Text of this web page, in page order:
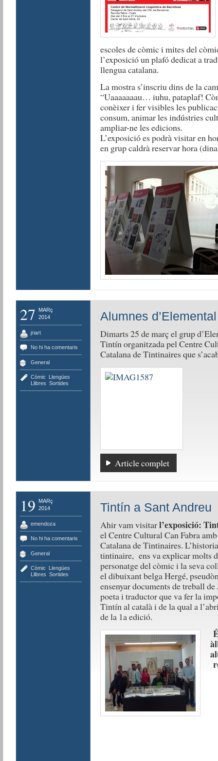
escoles de còmic i mites del
l’exposició un plafó dedicat a
llengua catalana.
La mostra s’inscriu dins de la
“Uaaaaaaau… iuhu, pataplaf!
conèixer i fer visibles les
consum, animar les indústries
ampliar-ne les edicions.
L’exposició es podrà visitar en
en grup caldrà reservar hora
27
MARç
2014
jriart
No hi ha comentaris
General
Còmic Llengües
Llibres Sortides
Alumnes
Dimarts 25 de març el grup
Tintín organitzada pel Centre
Catalana de Tintinaires que
Article complet
19
MARç
2014
emendoza
No hi ha comentaris
General
Còmic Llengües
Llibres Sortides
Tintín a Sant Andreu
Ahir vam visitarl’exposició:
el Centre Cultural Can Fabra
Catalana de Tintinaires.
tintinaire, ens va explicar molts
personatge del còmic i la seva
el dibuixant belga Hergé,
ensenyar documents de treball
poeta i traductor que va fer la
Tintín al català i de la qual a
de la 1a edició.